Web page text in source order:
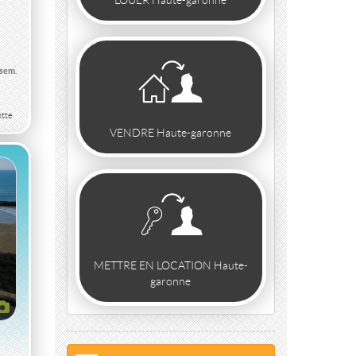
VENDRE Haute-garonne
METTRE EN LOCATION Haute-
garonne